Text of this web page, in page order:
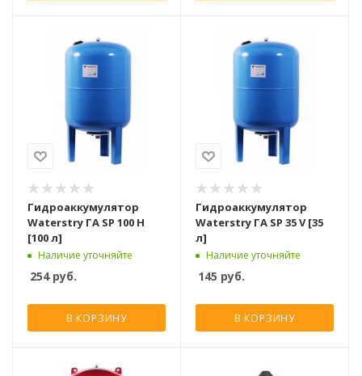
Гидроаккумулятор
Waterstry ГA SP 100 Н
[100 л]
Наличие уточняйте
254руб.
В КОРЗИНУ
Гидроаккумулятор
Waterstry ГA SP 35 V [35
л]
Наличие уточняйте
145 руб.
В КОРЗИНУ